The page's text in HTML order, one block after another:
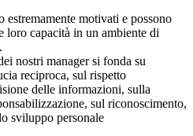
motivati e possono
loro capacità in un ambiente di
nostri manager si fonda su
reciproca, sul rispetto
delle informazioni, sulla
sul riconoscimento,
sviluppo personale